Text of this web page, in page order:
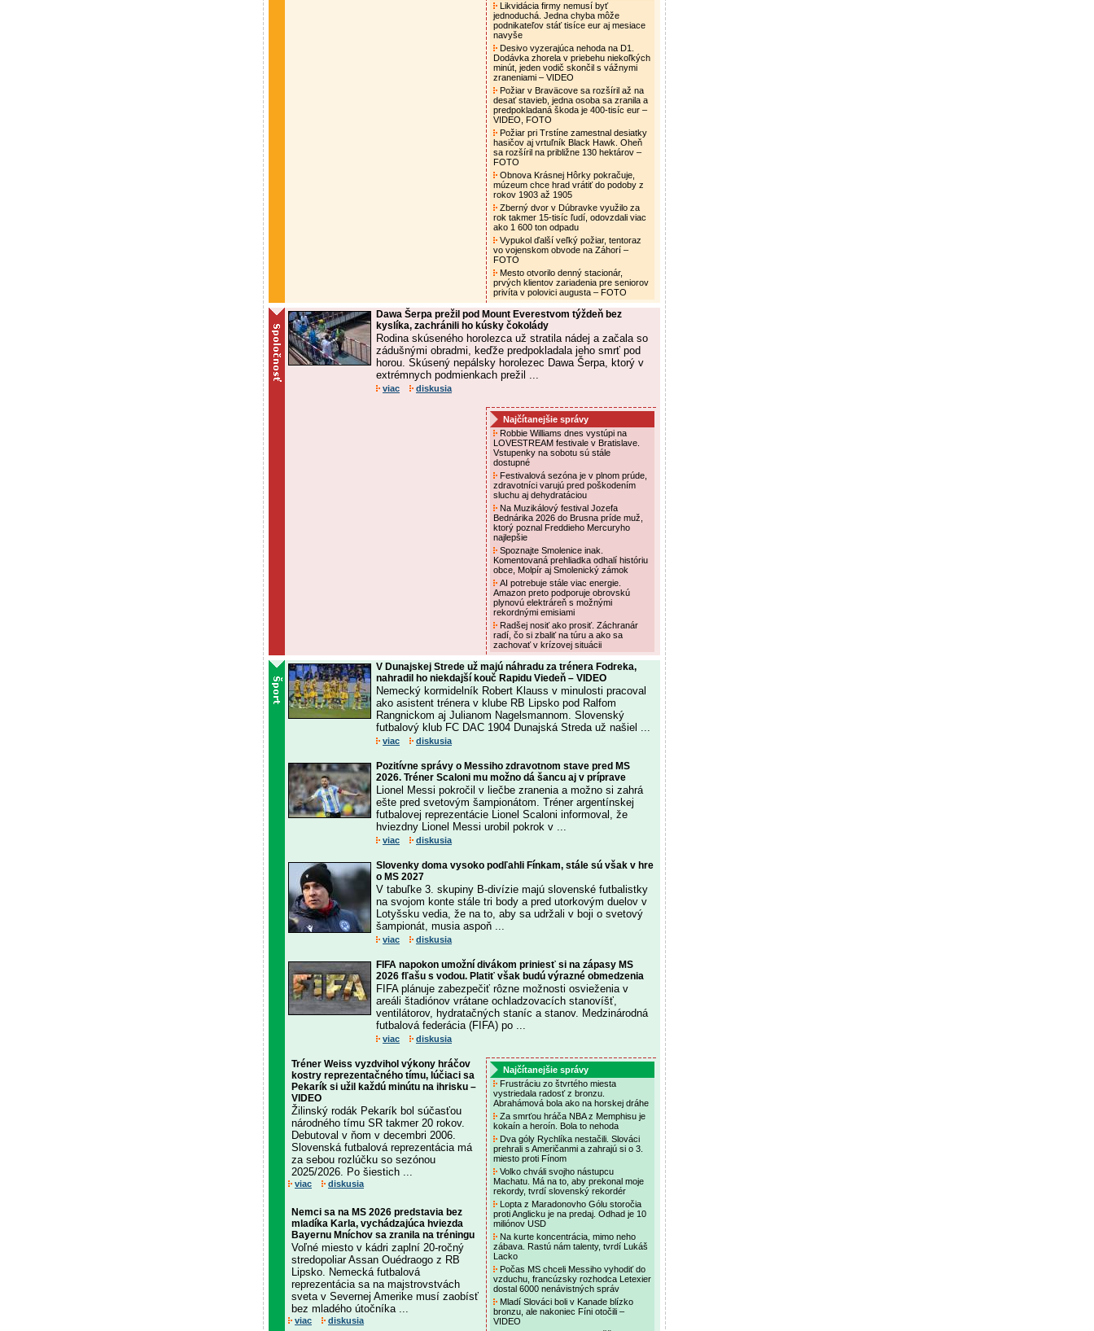
Likvidácia firmy nemusí byť
jednoduchá. Jedna chyba môže
podnikateľov stáť tisíce eur aj mesiace
navyše
Desivo vyzerajúca nehoda na D1.
Dodávka zhorela v priebehu niekoľkých
minút, jeden vodič skončil s vážnymi
zraneniami – VIDEO
Požiar v Braväcove sa rozšíril až na
desať stavieb, jedna osoba sa zranila a
predpokladaná škoda je 400-tisíc eur –
VIDEO, FOTO
Požiar pri Trstíne zamestnal desiatky
hasičov aj vrtuľník Black Hawk. Oheň
sa rozšíril na približne 130 hektárov –
FOTO
Obnova Krásnej Hôrky pokračuje,
múzeum chce hrad vrátiť do podoby z
rokov 1903 až 1905
Zberný dvor v Dúbravke využilo za
rok takmer 15-tisíc ľudí, odovzdali viac
ako 1 600 ton odpadu
Vypukol ďalší veľký požiar, tentoraz
vo vojenskom obvode na Záhorí –
FOTO
Mesto otvorilo denný stacionár,
prvých klientov zariadenia pre seniorov
privíta v polovici augusta – FOTO
Dawa Šerpa prežil pod Mount Everestvom týždeň bez
kyslíka, zachránili ho kúsky čokolády
Rodina skúseného horolezca už stratila nádej a začala so
zádušnými obradmi, keďže predpokladala jeho smrť pod
horou. Skúsený nepálsky horolezec Dawa Šerpa, ktorý v
extrémnych podmienkach prežil ...
viac diskusia
Najčítanejšie správy
Robbie Williams dnes vystúpi na
LOVESTREAM festivale v Bratislave.
Vstupenky na sobotu sú stále
dostupné
Festivalová sezóna je v plnom prúde,
zdravotníci varujú pred poškodením
sluchu aj dehydratáciou
Na Muzikálový festival Jozefa
Bednárika 2026 do Brusna príde muž,
ktorý poznal Freddieho Mercuryho
najlepšie
Spoznajte Smolenice inak.
Komentovaná prehliadka odhalí históriu
obce, Molpír aj Smolenický zámok
AI potrebuje stále viac energie.
Amazon preto podporuje obrovskú
plynovú elektráreň s možnými
rekordnými emisiami
Radšej nosiť ako prosiť. Záchranár
radí, čo si zbaliť na túru a ako sa
zachovať v krízovej situácii
V Dunajskej Strede už majú náhradu za trénera Fodreka,
nahradil ho niekdajší kouč Rapidu Viedeň – VIDEO
Nemecký kormidelník Robert Klauss v minulosti pracoval
ako asistent trénera v klube RB Lipsko pod Ralfom
Rangnickom aj Julianom Nagelsmannom. Slovenský
futbalový klub FC DAC 1904 Dunajská Streda už našiel ...
viac diskusia
Pozitívne správy o Messiho zdravotnom stave pred MS
2026. Tréner Scaloni mu možno dá šancu aj v príprave
Lionel Messi pokročil v liečbe zranenia a možno si zahrá
ešte pred svetovým šampionátom. Tréner argentínskej
futbalovej reprezentácie Lionel Scaloni informoval, že
hviezdny Lionel Messi urobil pokrok v ...
viac diskusia
Slovenky doma vysoko podľahli Fínkam, stále sú však v hre
o MS 2027
V tabuľke 3. skupiny B-divízie majú slovenské futbalistky
na svojom konte stále tri body a pred utorkovým duelov v
Lotyšsku vedia, že na to, aby sa udržali v boji o svetový
šampionát, musia aspoň ...
viac diskusia
FIFA napokon umožní divákom priniesť si na zápasy MS
2026 fľašu s vodou. Platiť však budú výrazné obmedzenia
FIFA plánuje zabezpečiť rôzne možnosti osvieženia v
areáli štadiónov vrátane ochladzovacích stanovíšť,
ventilátorov, hydratačných staníc a stanov. Medzinárodná
futbalová federácia (FIFA) po ...
viac diskusia
Tréner Weiss vyzdvihol výkony hráčov
kostry reprezentačného tímu, lúčiaci sa
Pekarík si užil každú minútu na ihrisku –
VIDEO
Žilinský rodák Pekarík bol súčasťou
národného tímu SR takmer 20 rokov.
Debutoval v ňom v decembri 2006.
Slovenská futbalová reprezentácia má
za sebou rozlúčku so sezónou
2025/2026. Po šiestich ...
viac diskusia
Nemci sa na MS 2026 predstavia bez
mladíka Karla, vychádzajúca hviezda
Bayernu Mníchov sa zranila na tréningu
Voľné miesto v kádri zaplní 20-ročný
stredopoliar Assan Ouédraogo z RB
Lipsko. Nemecká futbalová
reprezentácia sa na majstrovstvách
sveta v Severnej Amerike musí zaobísť
bez mladého útočníka ...
viac diskusia
Najčítanejšie správy
Frustráciu zo štvrtého miesta
vystriedala radosť z bronzu.
Abrahámová bola ako na horskej dráhe
Za smrťou hráča NBA z Memphisu je
kokaín a heroín. Bola to nehoda
Dva góly Rychlíka nestačili. Slováci
prehrali s Američanmi a zahrajú si o 3.
miesto proti Fínom
Volko chváli svojho nástupcu
Machatu. Má na to, aby prekonal moje
rekordy, tvrdí slovenský rekordér
Lopta z Maradonovho Gólu storočia
proti Anglicku je na predaj. Odhad je 10
miliónov USD
Na kurte koncentrácia, mimo neho
zábava. Rastú nám talenty, tvrdí Lukáš
Lacko
Počas MS chceli Messiho vyhodiť do
vzduchu, francúzsky rozhodca Letexier
dostal 6000 nenávistných správ
Mladí Slováci boli v Kanade blízko
bronzu, ale nakoniec Fíni otočili –
VIDEO